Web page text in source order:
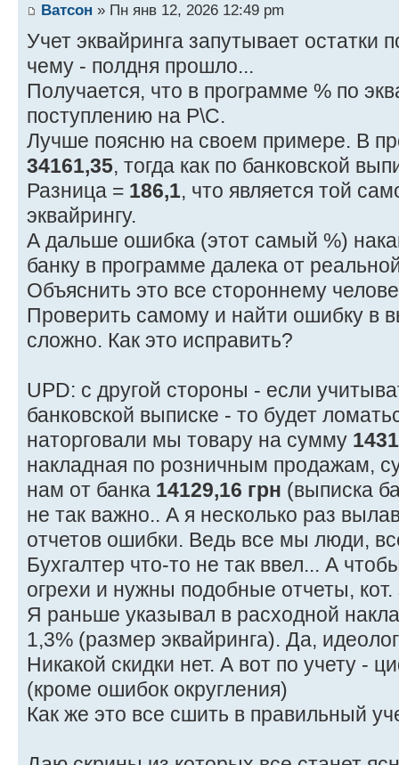
Ватсон » Пн янв 12, 2026 12:49 pm
Учет эквайринга запутывает остатки
чему - полдня прошло...
Получается, что в программе % по
поступлению на Р\С.
Лучше поясню на своем примере. В
34161,35, тогда как по банковской
Разница = 186,1, что является той
эквайрингу.
А дальше ошибка (этот самый %)
банку в программе далека от
Объяснить это все стороннему
Проверить самому и найти ошибку в
сложно. Как это исправить?
UPD: с другой стороны - если
банковской выписке - то будет
наторговали мы товару на сумму
накладная по розничным продажам,
нам от банка 14129,16 грн (выписка
не так важно.. А я несколько раз
отчетов ошибки. Ведь все мы люди,
Бухгалтер что-то не так ввел... А
огрехи и нужны подобные отчеты,
Я раньше указывал в расходной
1,3% (размер эквайринга). Да,
Никакой скидки нет. А вот по учету -
(кроме ошибок округления)
Как же это все сшить в правильный